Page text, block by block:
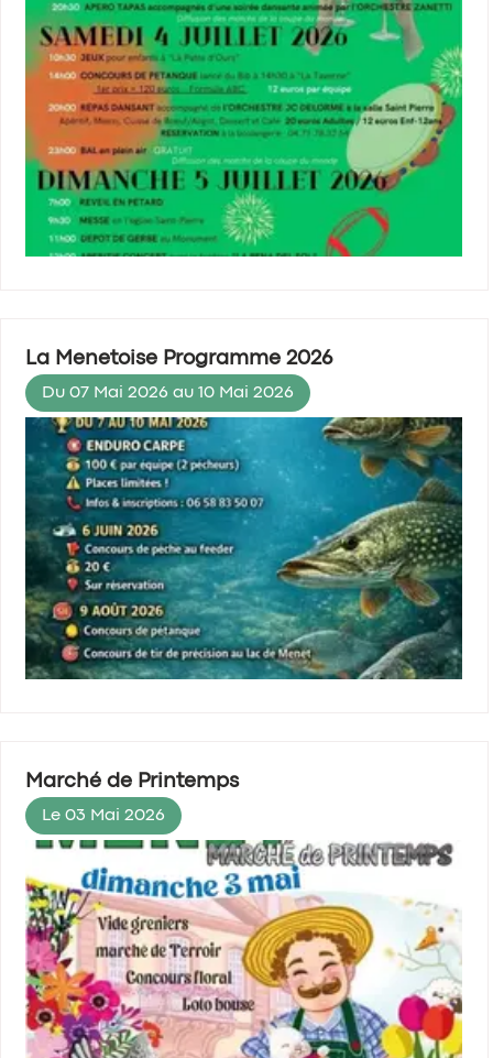
La Menetoise Programme 2026
Du 07 Mai 2026 au 10 Mai 2026
Marché de Printemps
Le 03 Mai 2026